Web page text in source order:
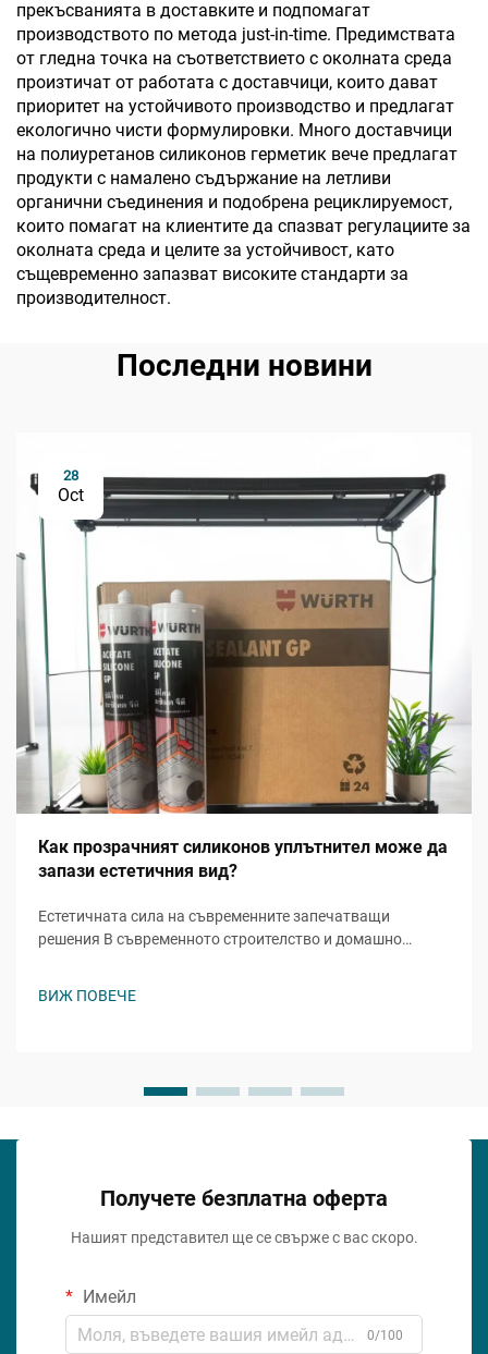
прекъсванията в доставките и подпомагат
производството по метода just-in-time. Предимствата
от гледна точка на съответствието с околната среда
произтичат от работата с доставчици, които дават
приоритет на устойчивото производство и предлагат
екологично чисти формулировки. Много доставчици
на полиуретанов силиконов герметик вече предлагат
продукти с намалено съдържание на летливи
органични съединения и подобрена рециклируемост,
които помагат на клиентите да спазват регулациите за
околната среда и целите за устойчивост, като
същевременно запазват високите стандарти за
производителност.
Последни новини
28
Oct
Как прозрачният силиконов уплътнител може да
запази естетичния вид?
Естетичната сила на съвременните запечатващи
решения В съвременното строителство и домашно
ВИЖ ПОВЕЧЕ
Получете безплатна оферта
Нашият представител ще се свърже с вас скоро.
Имейл
0/100